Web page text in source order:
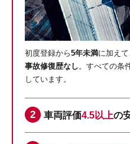
初度登録から5年未満に加え
事故修復歴なし。すべての条
しています。
車両評価4.5以上の